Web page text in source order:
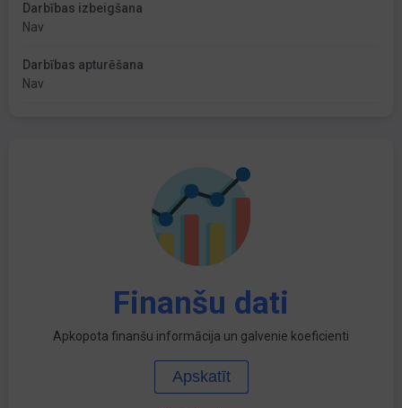
Darbības izbeigšana
Nav
Darbības apturēšana
Nav
Finanšu dati
Apkopota finanšu informācija un galvenie koeficienti
Apskatīt